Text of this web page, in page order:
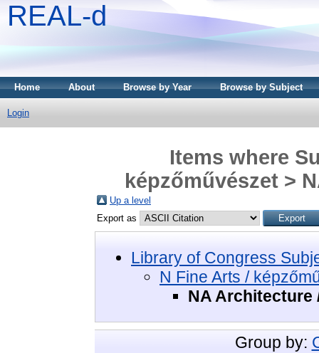
REAL-d
Home About Browse by Year Browse by Subject
Login
Items where
képzőművészet >
Up a level
Export as
Library of Congress
N Fine Arts /
NA Architecture
Group by: